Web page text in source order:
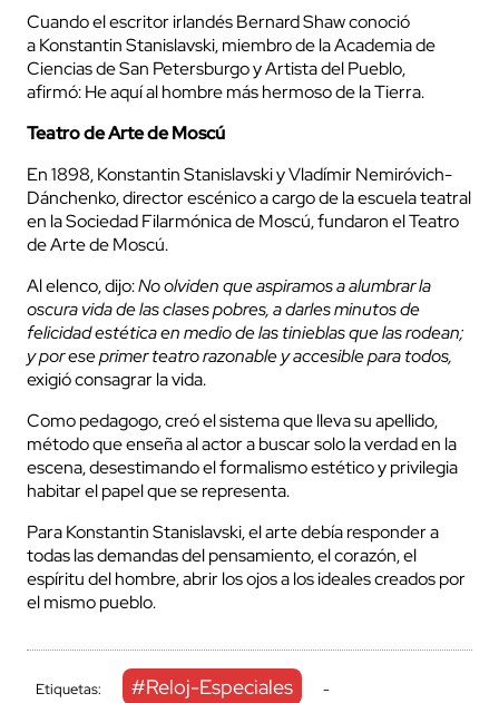
Cuando el escritor irlandés Bernard Shaw conoció
a Konstantin Stanislavski, miembro de la Academia de
Ciencias de San Petersburgo y Artista del Pueblo,
afirmó: He aquí al hombre más hermoso de la Tierra.
Teatro de Arte de Moscú
En 1898, Konstantin Stanislavski y Vladímir Nemiróvich-
Dánchenko, director escénico a cargo de la escuela teatral
en la Sociedad Filarmónica de Moscú, fundaron el Teatro
de Arte de Moscú.
Al elenco, dijo:No olviden que aspiramos a alumbrar la
oscura vida de las clases pobres, a darles minutos de
felicidad estética en medio de las tinieblas que las rodean;
y por ese primer teatro razonable y accesible para todos,
exigió consagrar la vida.
Como pedagogo, creó el sistema que lleva su apellido,
método que enseña al actor a buscar solo la verdad en la
escena, desestimando el formalismo estético y privilegia
habitar el papel que se representa.
Para Konstantin Stanislavski, el arte debía responder a
todas las demandas del pensamiento, el corazón, el
espíritu del hombre, abrir los ojos a los ideales creados por
el mismo pueblo.
Etiquetas: #Reloj-Especiales -